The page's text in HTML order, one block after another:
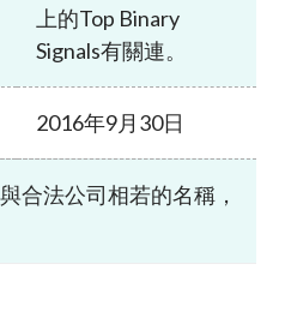
上的Top Binary
Signals有關連。
2016年9月30日
合法公司相若的名稱，